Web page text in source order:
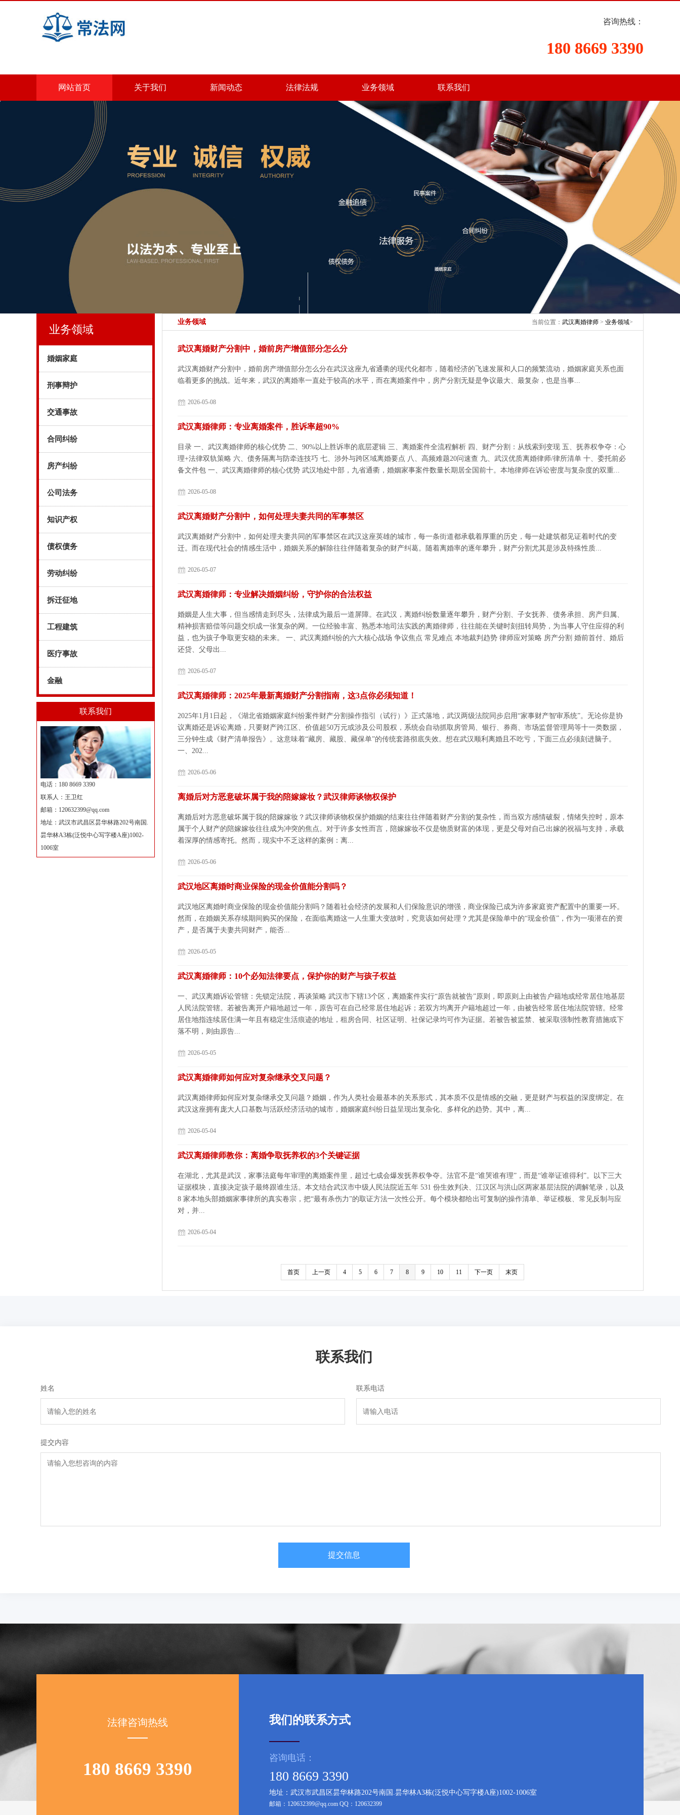
咨询热线：
180 8669 3390
网站首页 关于我们 新闻动态 法律法规 业务领域 联系我们
业务领域 当前位置： 武汉离婚律师 > 业务领域>
武汉离婚财产分割中，婚前房产增值部分怎么分
武汉离婚财产分割中，婚前房产增值部分怎么分在武汉这座九省通衢的现代化都市，随着经济的飞速发展和人口的频繁流动，婚姻家庭关系也面
临着更多的挑战。近年来，武汉的离婚率一直处于较高的水平，而在离婚案件中，房产分割无疑是争议最大、最复杂，也是当事...
2026-05-08
武汉离婚律师：专业离婚案件，胜诉率超90%
目录 一、武汉离婚律师的核心优势 二、90%以上胜诉率的底层逻辑 三、离婚案件全流程解析 四、财产分割：从线索到变现 五、抚养权争夺：心
理+法律双轨策略 六、债务隔离与防牵连技巧 七、涉外与跨区域离婚要点 八、高频难题20问速查 九、武汉优质离婚律师/律所清单 十、委托前必
备文件包 一、武汉离婚律师的核心优势 武汉地处中部，九省通衢，婚姻家事案件数量长期居全国前十。本地律师在诉讼密度与复杂度的双重...
2026-05-08
武汉离婚财产分割中，如何处理夫妻共同的军事禁区
武汉离婚财产分割中，如何处理夫妻共同的军事禁区在武汉这座英雄的城市，每一条街道都承载着厚重的历史，每一处建筑都见证着时代的变
迁。而在现代社会的情感生活中，婚姻关系的解除往往伴随着复杂的财产纠葛。随着离婚率的逐年攀升，财产分割尤其是涉及特殊性质...
2026-05-07
武汉离婚律师：专业解决婚姻纠纷，守护你的合法权益
婚姻是人生大事，但当感情走到尽头，法律成为最后一道屏障。在武汉，离婚纠纷数量逐年攀升，财产分割、子女抚养、债务承担、房产归属、
精神损害赔偿等问题交织成一张复杂的网。一位经验丰富、熟悉本地司法实践的离婚律师，往往能在关键时刻扭转局势，为当事人守住应得的利
益，也为孩子争取更安稳的未来。 一、武汉离婚纠纷的六大核心战场 争议焦点 常见难点 本地裁判趋势 律师应对策略 房产分割 婚前首付、婚后
还贷、父母出...
2026-05-07
武汉离婚律师：2025年最新离婚财产分割指南，这3点你必须知道！
2025年1月1日起，《湖北省婚姻家庭纠纷案件财产分割操作指引（试行）》正式落地，武汉两级法院同步启用“家事财产智审系统”。无论你是协
议离婚还是诉讼离婚，只要财产跨江区、价值超50万元或涉及公司股权，系统会自动抓取房管局、银行、券商、市场监督管理局等十一类数据，
三分钟生成《财产清单报告》。这意味着“藏房、藏股、藏保单”的传统套路彻底失效。想在武汉顺利离婚且不吃亏，下面三点必须刻进脑子。
一、202...
2026-05-06
离婚后对方恶意破坏属于我的陪嫁嫁妆？武汉律师谈物权保护
离婚后对方恶意破坏属于我的陪嫁嫁妆？武汉律师谈物权保护婚姻的结束往往伴随着财产分割的复杂性，而当双方感情破裂，情绪失控时，原本
属于个人财产的陪嫁嫁妆往往成为冲突的焦点。对于许多女性而言，陪嫁嫁妆不仅是物质财富的体现，更是父母对自己出嫁的祝福与支持，承载
着深厚的情感寄托。然而，现实中不乏这样的案例：离...
2026-05-06
武汉地区离婚时商业保险的现金价值能分割吗？
武汉地区离婚时商业保险的现金价值能分割吗？随着社会经济的发展和人们保险意识的增强，商业保险已成为许多家庭资产配置中的重要一环。
然而，在婚姻关系存续期间购买的保险，在面临离婚这一人生重大变故时，究竟该如何处理？尤其是保险单中的“现金价值”，作为一项潜在的资
产，是否属于夫妻共同财产，能否...
2026-05-05
武汉离婚律师：10个必知法律要点，保护你的财产与孩子权益
一、武汉离婚诉讼管辖：先锁定法院，再谈策略 武汉市下辖13个区，离婚案件实行“原告就被告”原则，即原则上由被告户籍地或经常居住地基层
人民法院管辖。若被告离开户籍地超过一年，原告可在自己经常居住地起诉；若双方均离开户籍地超过一年，由被告经常居住地法院管辖。经常
居住地指连续居住满一年且有稳定生活痕迹的地址，租房合同、社区证明、社保记录均可作为证据。若被告被监禁、被采取强制性教育措施或下
落不明，则由原告...
2026-05-05
武汉离婚律师如何应对复杂继承交叉问题？
武汉离婚律师如何应对复杂继承交叉问题？婚姻，作为人类社会最基本的关系形式，其本质不仅是情感的交融，更是财产与权益的深度绑定。在
武汉这座拥有庞大人口基数与活跃经济活动的城市，婚姻家庭纠纷日益呈现出复杂化、多样化的趋势。其中，离...
2026-05-04
武汉离婚律师教你：离婚争取抚养权的3个关键证据
在湖北，尤其是武汉，家事法庭每年审理的离婚案件里，超过七成会爆发抚养权争夺。法官不是“谁哭谁有理”，而是“谁举证谁得利”。以下三大
证据模块，直接决定孩子最终跟谁生活。本文结合武汉市中级人民法院近五年 531 份生效判决、江汉区与洪山区两家基层法院的调解笔录，以及
8 家本地头部婚姻家事律所的真实卷宗，把“最有杀伤力”的取证方法一次性公开。每个模块都给出可复制的操作清单、举证模板、常见反制与应
对，并...
2026-05-04
首页 上一页 4 5 6 7 8 9 10 11 下一页 末页
业务领域
婚姻家庭
刑事辩护
交通事故
合同纠纷
房产纠纷
公司法务
知识产权
债权债务
劳动纠纷
拆迁征地
工程建筑
医疗事故
金融
联系我们
电话：180 8669 3390
联系人：王卫红
邮箱： 120632399@qq.com
地址：武汉市武昌区昙华林路202号南国.
昙华林A3栋(泛悦中心写字楼A座)1002-
1006室
联系我们
姓名 联系电话
提交内容
提交信息
法律咨询热线
180 8669 3390
我们的联系方式
咨询电话：
180 8669 3390
地址：武汉市武昌区昙华林路202号南国.昙华林A3栋(泛悦中心写字楼A座)1002-1006室
邮箱： 120632399@qq.com QQ：120632399